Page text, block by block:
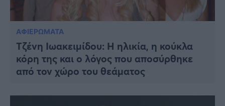
ΑΦΙΕΡΩΜΑΤΑ
Τζένη Ιωακειμίδου: Η ηλικία, η κούκλα
κόρη της και ο λόγος που αποσύρθηκε
από τον χώρο του θεάματος